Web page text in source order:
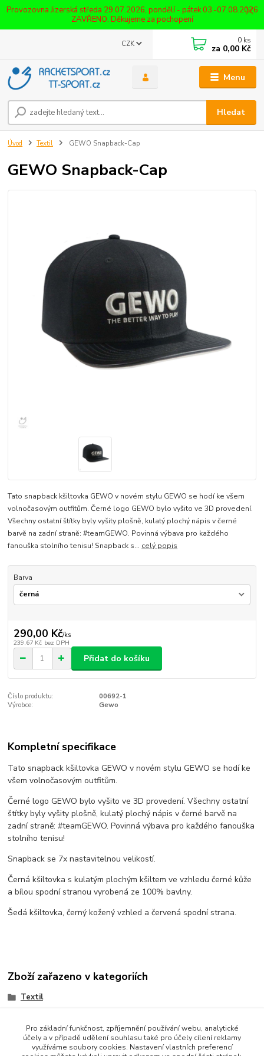
Provozovna Jizerská středa 29.07.2026, pondělí - pátek 03.-07.08.2026
ZAVŘENO. Děkujeme za pochopení
Menu
CZK
Hledat
0 ks
za 0,00 Kč
Úvod Textil GEWO Snapback-Cap
GEWO Snapback-Cap
Tato snapback kšiltovka GEWO v novém stylu GEWO se hodí ke všem
volnočasovým outfitům. Černé logo GEWO bylo vyšito ve 3D provedení.
Všechny ostatní štítky byly vyšity plošně, kulatý plochý nápis v černé
barvě na zadní straně: #teamGEWO. Povinná výbava pro každého
fanouška stolního tenisu! Snapback s... celý popis
Barva
290,00 Kč/ks
239,67 Kč bez DPH
Přidat do košíku
Číslo produktu:
00692-1
Výrobce:
Gewo
Kompletní specifikace
Tato snapback kšiltovka GEWO v novém stylu GEWO se hodí ke
všem volnočasovým outfitům.
Černé logo GEWO bylo vyšito ve 3D provedení. Všechny ostatní
štítky byly vyšity plošně, kulatý plochý nápis v černé barvě na
zadní straně: #teamGEWO. Povinná výbava pro každého fanouška
stolního tenisu!
Snapback se 7x nastavitelnou velikostí.
Černá kšiltovka s kulatým plochým kšiltem ve vzhledu černé kůže
a bílou spodní stranou vyrobená ze 100% bavlny.
Šedá kšiltovka, černý kožený vzhled a červená spodní strana.
Zboží zařazeno v kategoriích
Textil
Pro základní funkčnost, zpříjemnění používání webu, analytické
účely a v případě udělení souhlasu také pro účely cílení reklamy
využíváme soubory cookies. Nastavení vlastních preferencí